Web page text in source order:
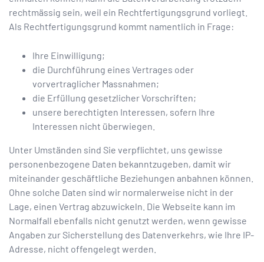
rechtmässig sein, weil ein Rechtfertigungsgrund vorliegt.
Als Rechtfertigungsgrund kommt namentlich in Frage:
Ihre Einwilligung;
die Durchführung eines Vertrages oder
vorvertraglicher Massnahmen;
die Erfüllung gesetzlicher Vorschriften;
unsere berechtigten Interessen, sofern Ihre
Interessen nicht überwiegen.
Unter Umständen sind Sie verpflichtet, uns gewisse
personenbezogene Daten bekanntzugeben, damit wir
miteinander geschäftliche Beziehungen anbahnen können.
Ohne solche Daten sind wir normalerweise nicht in der
Lage, einen Vertrag abzuwickeln. Die Webseite kann im
Normalfall ebenfalls nicht genutzt werden, wenn gewisse
Angaben zur Sicherstellung des Datenverkehrs, wie Ihre IP-
Adresse, nicht offengelegt werden.